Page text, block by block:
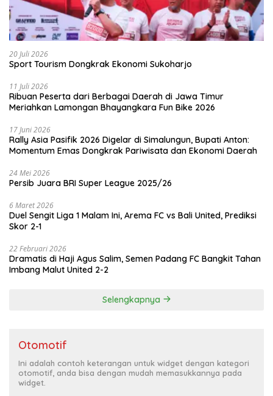
20 Juli 2026
Sport Tourism Dongkrak Ekonomi Sukoharjo
11 Juli 2026
Ribuan Peserta dari Berbagai Daerah di Jawa Timur
Meriahkan Lamongan Bhayangkara Fun Bike 2026
17 Juni 2026
Rally Asia Pasifik 2026 Digelar di Simalungun, Bupati Anton:
Momentum Emas Dongkrak Pariwisata dan Ekonomi Daerah
24 Mei 2026
Persib Juara BRI Super League 2025/26
6 Maret 2026
Duel Sengit Liga 1 Malam Ini, Arema FC vs Bali United, Prediksi
Skor 2-1
22 Februari 2026
Dramatis di Haji Agus Salim, Semen Padang FC Bangkit Tahan
Imbang Malut United 2-2
Selengkapnya
Otomotif
Ini adalah contoh keterangan untuk widget dengan kategori
otomotif, anda bisa dengan mudah memasukkannya pada
widget.